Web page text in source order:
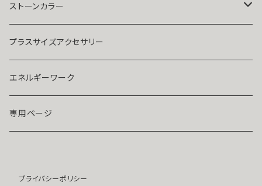
人気運・モテる
イヤリング・ピアス
ストラップ・キーホルダー
マスクピアス
ブローチ
開運アイテム
Ｋ１８
プラチナ
ダイヤモンド
モアサナイト
パール
ストーンカラー
クリア
ブルー
レッド
ピンク
プラスサイズアクセサリー
エネルギーワーク
専用ページ
プライバシーポリシー